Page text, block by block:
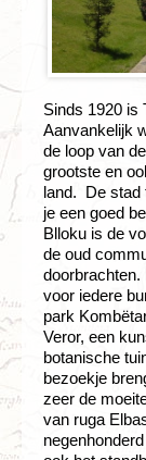
Sinds 1920 is
Aanvankelijk
de loop van
grootste en
land. De stad
je een goed
Blloku is de
de oud
doorbrachten.
voor iedere
park
Veror, een
botanische
bezoekje
zeer de
van ruga